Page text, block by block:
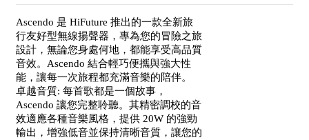
Ascendo 是 HiFuture 推出的一款全新旅
行友好型無線揚聲器，專為您的冒險之旅
設計，無論您身處何地，都能享受高品質
音效。Ascendo 結合輕巧便攜與強大性
能，讓每一次旅程都充滿音樂的陪伴。
卓越音質: 每首歌都是一個故事，
Ascendo 讓您完整聆聽。其精密調校的音
效適應各種音樂風格，提供 20W 的強勁
輸出，增強低音並保持清晰音質，讓您的